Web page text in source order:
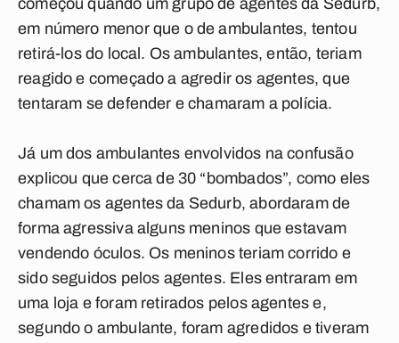
começou quando um grupo de agentes da Sedurb,
em número menor que o de ambulantes, tentou
retirá-los do local. Os ambulantes, então, teriam
reagido e começado a agredir os agentes, que
tentaram se defender e chamaram a polícia.
Já um dos ambulantes envolvidos na confusão
explicou que cerca de 30 “bombados”, como eles
chamam os agentes da Sedurb, abordaram de
forma agressiva alguns meninos que estavam
vendendo óculos. Os meninos teriam corrido e
sido seguidos pelos agentes. Eles entraram em
uma loja e foram retirados pelos agentes e,
segundo o ambulante, foram agredidos e tiveram